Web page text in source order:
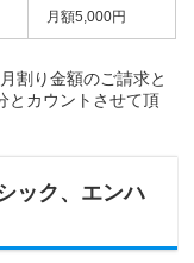
月額5,000円
割り金額のご請求と
とカウントさせて頂
ック、エンハ